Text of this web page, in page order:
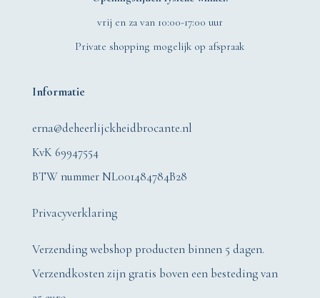
vrij en za van 10:00-17:00 uur
Private shopping mogelijk op afspraak
Informatie
erna@deheerlijckheidbrocante.nl
KvK 69947554
BTW nummer NL001484784B28
Privacyverklaring
Verzending webshop producten binnen 5 dagen.
Verzendkosten zijn gratis boven een besteding van